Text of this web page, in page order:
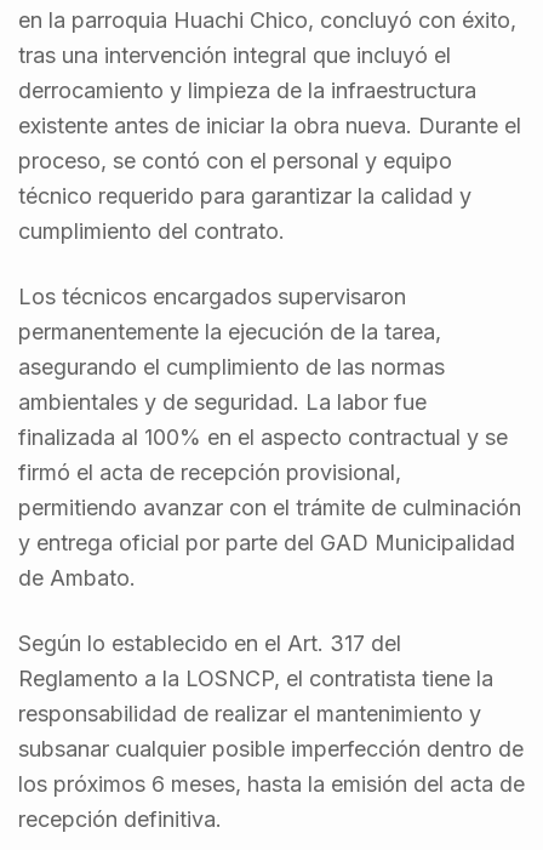
en la parroquia Huachi Chico, concluyó con éxito,
tras una intervención integral que incluyó el
derrocamiento y limpieza de la infraestructura
existente antes de iniciar la obra nueva. Durante el
proceso, se contó con el personal y equipo
técnico requerido para garantizar la calidad y
cumplimiento del contrato.
Los técnicos encargados supervisaron
permanentemente la ejecución de la tarea,
asegurando el cumplimiento de las normas
ambientales y de seguridad. La labor fue
finalizada al 100% en el aspecto contractual y se
firmó el acta de recepción provisional,
permitiendo avanzar con el trámite de culminación
y entrega oficial por parte del GAD Municipalidad
de Ambato.
Según lo establecido en el Art. 317 del
Reglamento a la LOSNCP, el contratista tiene la
responsabilidad de realizar el mantenimiento y
subsanar cualquier posible imperfección dentro de
los próximos 6 meses, hasta la emisión del acta de
recepción definitiva.